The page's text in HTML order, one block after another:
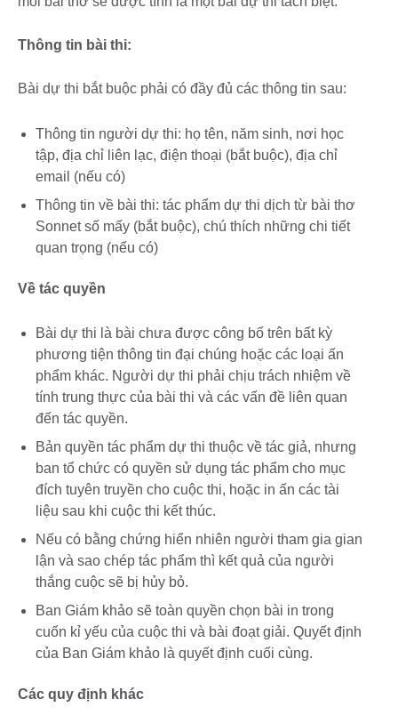
Thông tin bài thi:
Bài dự thi bắt buộc phải có đầy đủ các thông tin sau:
Thông tin người dự thi: họ tên, năm sinh, nơi học
tập, địa chỉ liên lạc, điện thoại (bắt buộc), địa chỉ
email (nếu có)
Thông tin về bài thi: tác phẩm dự thi dịch từ bài thơ
Sonnet số mấy (bắt buộc), chú thích những chi tiết
quan trọng (nếu có)
Về tác quyền
Bài dự thi là bài chưa được công bố trên bất kỳ
phương tiện thông tin đại chúng hoặc các loại ấn
phẩm khác. Người dự thi phải chịu trách nhiệm về
tính trung thực của bài thi và các vấn đề liên quan
đến tác quyền.
Bản quyền tác phẩm dự thi thuộc về tác giả, nhưng
ban tổ chức có quyền sử dụng tác phẩm cho mục
đích tuyên truyền cho cuộc thi, hoặc in ấn các tài
liệu sau khi cuộc thi kết thúc.
Nếu có bằng chứng hiển nhiên người tham gia gian
lận và sao chép tác phẩm thì kết quả của người
thắng cuộc sẽ bị hủy bỏ.
Ban Giám khảo sẽ toàn quyền chọn bài in trong
cuốn kỉ yếu của cuộc thi và bài đoạt giải. Quyết định
của Ban Giám khảo là quyết định cuối cùng.
Các quy định khác